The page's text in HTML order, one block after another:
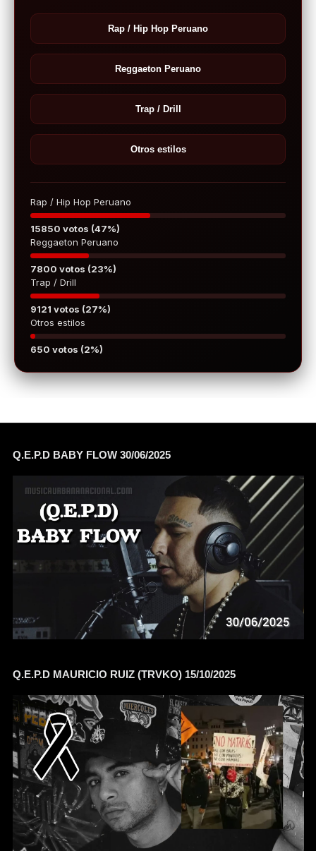
Rap / Hip Hop Peruano
Reggaeton Peruano
Trap / Drill
Otros estilos
Rap / Hip Hop Peruano
15850 votos (47%)
Reggaeton Peruano
7800 votos (23%)
Trap / Drill
9121 votos (27%)
Otros estilos
650 votos (2%)
Q.E.P.D BABY FLOW 30/06/2025
Q.E.P.D MAURICIO RUIZ (TRVKO) 15/10/2025